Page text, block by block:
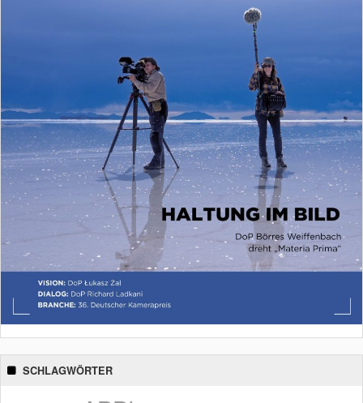
SCHLAGWÖRTER